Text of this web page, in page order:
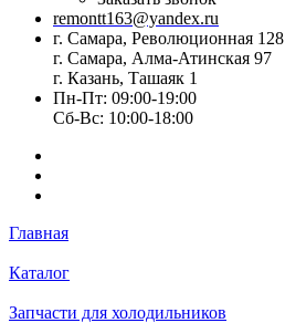
remontt163@yandex.ru
г. Самара, Революционная 128
г. Самара, Алма-Атинская 97
г. Казань, Ташаяк 1
Пн-Пт: 09:00-19:00
Сб-Вс: 10:00-18:00
Главная
Каталог
Запчасти для холодильников